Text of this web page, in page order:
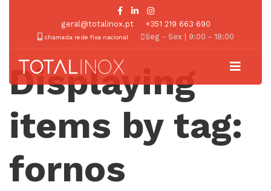
geral@totalinox.pt +351 219 663 690
chamada rede fixa nacional Seg - Sex | 9:00 - 18:00
Displaying
items by tag:
fornos